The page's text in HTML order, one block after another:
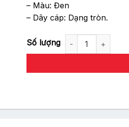
– Màu: Đen
– Dây cáp: Dạng tròn.
Cáp HDMI Ugreen 10112 (dài